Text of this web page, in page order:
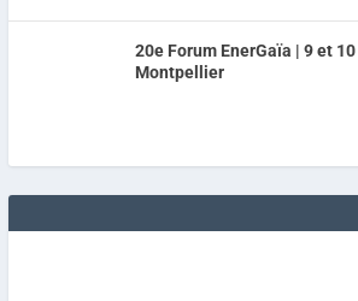
20e Forum EnerGaïa | 9 et
Montpellier